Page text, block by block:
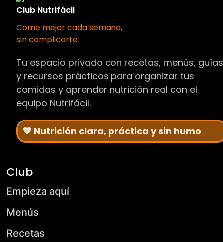
Club Nutrifácil
Come mejor cada semana,
sin complicarte
Tu espacio privado con recetas, menús, guías
y recursos prácticos para organizar tus
comidas y aprender nutrición real con el
equipo Nutrifácil.
🧡 Nutrición clara, práctica y sin humo
Club
Empieza aquí
Menús
Recetas